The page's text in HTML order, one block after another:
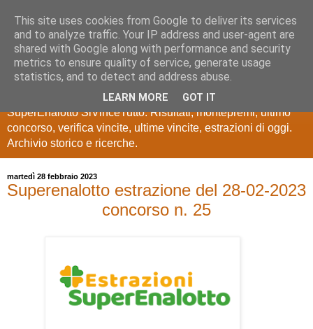
Estrazioni Lotto
SuperEnalotto
Ultime estrazioni di Lotto, SuperEnalotto, 10 e lotto,
SuperEnalotto SiVinceTutto. Risultati, montepremi, ultimo
concorso, verifica vincite, ultime vincite, estrazioni di oggi.
Archivio storico e ricerche.
martedì 28 febbraio 2023
Superenalotto estrazione del 28-02-2023
concorso n. 25
This site uses cookies from Google to deliver its services
and to analyze traffic. Your IP address and user-agent are
shared with Google along with performance and security
metrics to ensure quality of service, generate usage
statistics, and to detect and address abuse.
LEARN MORE GOT IT